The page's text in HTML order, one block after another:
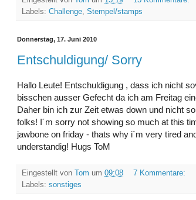
Labels: Challenge, Stempel/stamps
Donnerstag, 17. Juni 2010
Entschuldigung/ Sorry
Hallo Leute! Entschuldigung , dass ich nicht
bisschen ausser Gefecht da ich am Freitag
Daher bin ich zur Zeit etwas down und nicht
folks! I´m sorry not showing so much at this
jawbone on friday - thats why i´m very tired
understandig! Hugs ToM
Eingestellt von Tom um 09:08
7 Kommentare:
Labels: sonstiges